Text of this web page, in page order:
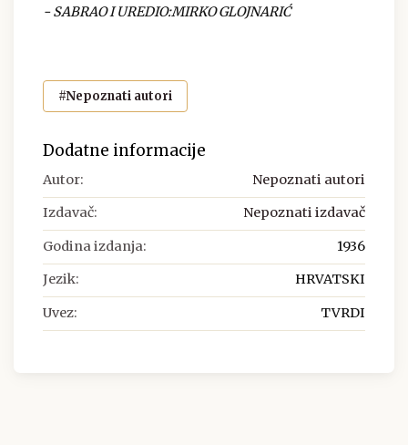
- SABRAO I UREDIO:MIRKO GLOJNARIĆ
#Nepoznati autori
Dodatne informacije
Autor: Nepoznati autori
Izdavač: Nepoznati izdavač
Godina izdanja: 1936
Jezik: HRVATSKI
Uvez: TVRDI